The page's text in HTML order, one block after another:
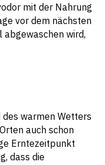
mit der Nahrung
vor dem nächsten
abgewaschen wird,
warmen Wetters
auch schon
Erntezeitpunkt
dass die